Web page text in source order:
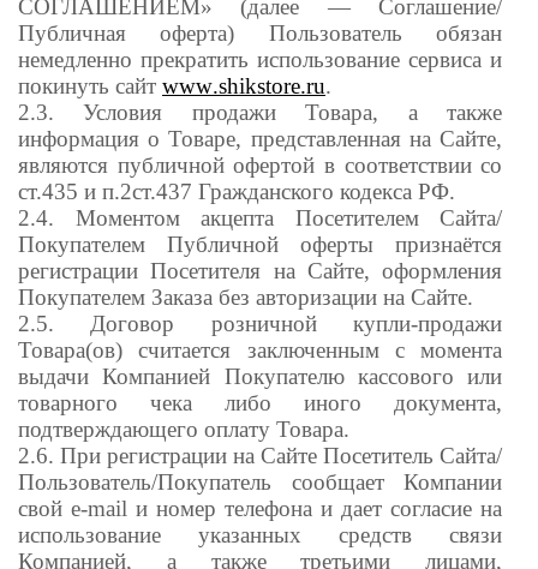
СОГЛАШЕНИЕМ» (далее — Соглашение/
Публичная оферта) Пользователь обязан
немедленно прекратить использование сервиса и
покинуть сайт www.shikstore.ru.
2.3. Условия продажи Товара, а также
информация о Товаре, представленная на Сайте,
являются публичной офертой в соответствии со
ст.435 и п.2ст.437 Гражданского кодекса РФ.
2.4. Моментом акцепта Посетителем Сайта/
Покупателем Публичной оферты признаётся
регистрации Посетителя на Сайте, оформления
Покупателем Заказа без авторизации на Сайте.
2.5. Договор розничной купли-продажи
Товара(ов) считается заключенным с момента
выдачи Компанией Покупателю кассового или
товарного чека либо иного документа,
подтверждающего оплату Товара.
2.6. При регистрации на Сайте Посетитель Сайта/
Пользователь/Покупатель сообщает Компании
свой e-mail и номер телефона и дает согласие на
использование указанных средств связи
Компанией, а также третьими лицами,